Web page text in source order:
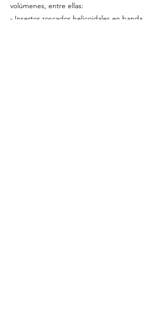
volúmenes, entre ellas:
- Insertos roscados helicoidales en banda